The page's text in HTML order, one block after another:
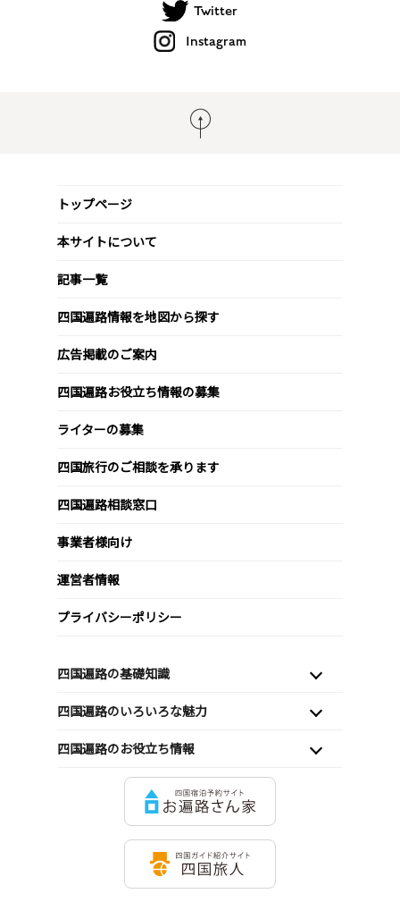
Twitter
Instagram
トップページ
本サイトについて
記事一覧
四国遍路情報を地図から探す
広告掲載のご案内
四国遍路お役立ち情報の募集
ライターの募集
四国旅行のご相談を承ります
四国遍路相談窓口
事業者様向け
運営者情報
プライバシーポリシー
四国遍路の基礎知識
四国遍路のいろいろな魅力
四国遍路のお役立ち情報